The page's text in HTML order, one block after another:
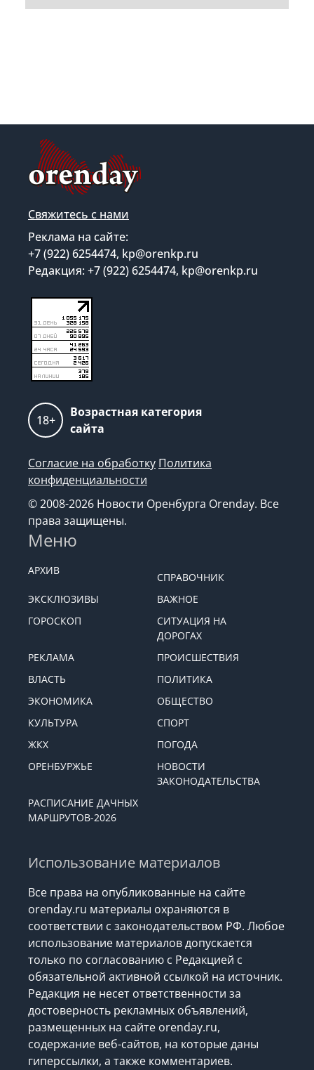
Свяжитесь с нами
Реклама на сайте:
+7 (922) 6254474, kp@orenkp.ru
Редакция: +7 (922) 6254474, kp@orenkp.ru
18+
Возрастная категория
сайта
Согласие на обработку Политика
конфиденциальности
© 2008-2026 Новости Оренбурга Orenday. Все
права защищены.
Меню
АРХИВ
СПРАВОЧНИК
ЭКСКЛЮЗИВЫ
ВАЖНОЕ
ГОРОСКОП
СИТУАЦИЯ НА
ДОРОГАХ
РЕКЛАМА
ПРОИСШЕСТВИЯ
ВЛАСТЬ
ПОЛИТИКА
ЭКОНОМИКА
ОБЩЕСТВО
КУЛЬТУРА
СПОРТ
ЖКХ
ПОГОДА
ОРЕНБУРЖЬЕ
НОВОСТИ
ЗАКОНОДАТЕЛЬСТВА
РАСПИСАНИЕ ДАЧНЫХ
МАРШРУТОВ-2026
Использование материалов
Все права на опубликованные на сайте
orenday.ru материалы охраняются в
соответствии с законодательством РФ. Любое
использование материалов допускается
только по согласованию с Редакцией с
обязательной активной ссылкой на источник.
Редакция не несет ответственности за
достоверность рекламных объявлений,
размещенных на сайте orenday.ru,
содержание веб-сайтов, на которые даны
гиперссылки, а также комментариев.